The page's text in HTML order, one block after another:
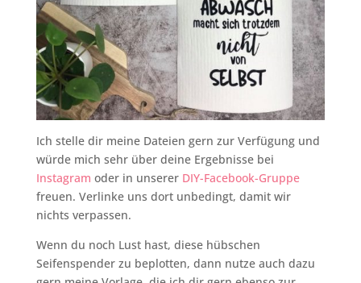
Ich stelle dir meine Dateien gern zur Verfügung und
würde mich sehr über deine Ergebnisse bei
Instagram oder in unserer DIY-Facebook-Gruppe
freuen. Verlinke uns dort unbedingt, damit wir
nichts verpassen.
Wenn du noch Lust hast, diese hübschen
Seifenspender zu beplotten, dann nutze auch dazu